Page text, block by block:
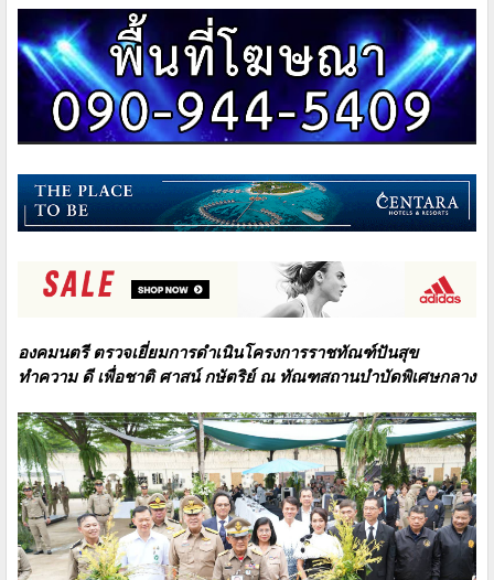
องคมนตรี ตรวจเยี่ยมการดำเนินโครงการราชทัณฑ์ปันสุข
ทำความ ดี เพื่อชาติ ศาสน์ กษัตริย์ ณ ทัณฑสถานบำบัดพิเศษกลาง